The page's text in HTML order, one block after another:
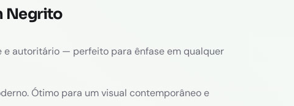
Negrito
autoritário — perfeito para ênfase em qualquer
Ótimo para um visual contemporâneo e